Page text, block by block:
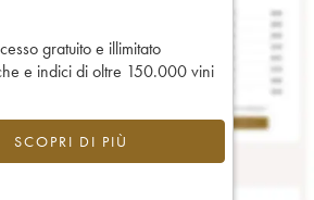
gratuito e illimitato
e indici di oltre 150.000 vini
SCOPRI DI PIÙ